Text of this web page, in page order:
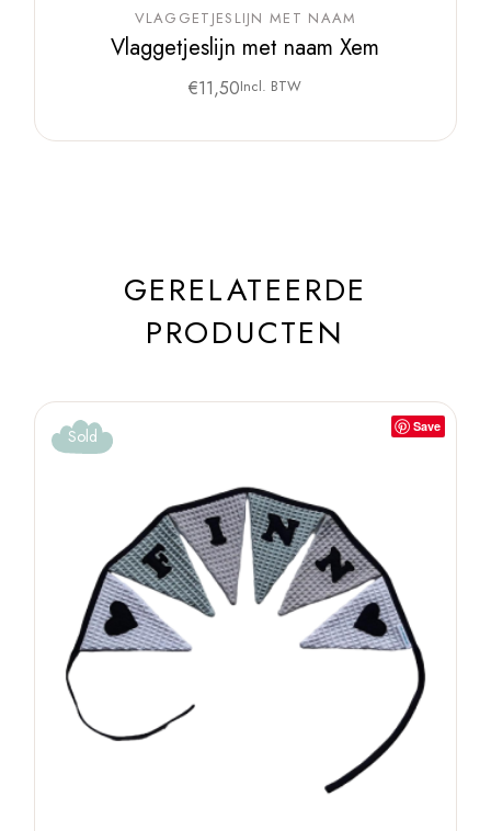
VLAGGETJESLIJN MET NAAM
Vlaggetjeslijn met naam Xem
€11,50Incl. BTW
GERELATEERDE
PRODUCTEN
Save
Sold